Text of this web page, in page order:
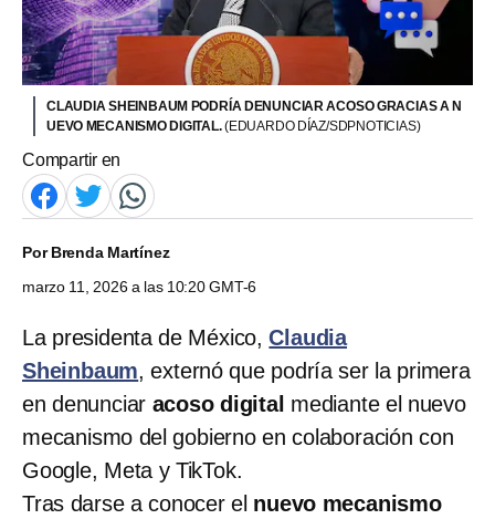
CLAUDIA SHEINBAUM PODRÍA DENUNCIAR ACOSO GRACIAS A N
UEVO MECANISMO DIGITAL.(EDUARDO DÍAZ/SDPNOTICIAS)
Compartir en
PorBrenda Martínez
marzo 11, 2026 a las 10:20 GMT-6
La presidenta de México,Claudia
Sheinbaum, externó que podría ser la primera
en denunciar acoso digital mediante el nuevo
mecanismo del gobierno en colaboración con
Google, Meta y TikTok.
Tras darse a conocer el nuevo mecanismo